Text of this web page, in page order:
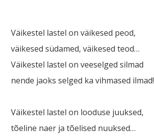
Väikestel lastel on väikesed peod,
väikesed südamed, väikesed teod…
Väikestel lastel on veeselged silmad
nende jaoks selged ka vihmased ilmad!
Väikestel lastel on looduse juuksed,
tõeline naer ja tõelised nuuksed…